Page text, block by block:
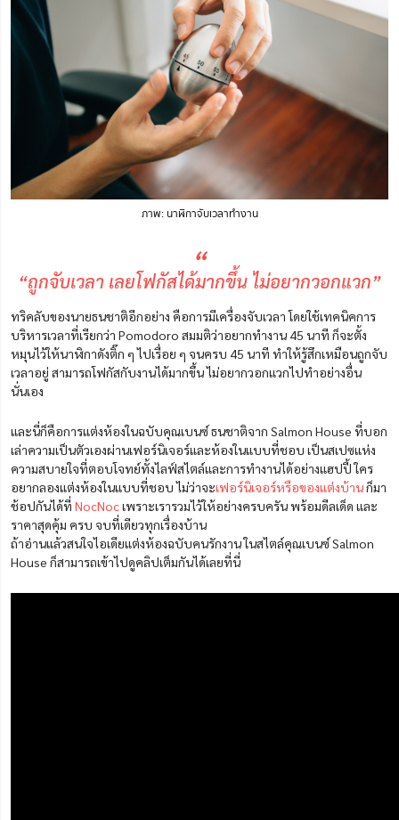
ภาพ: นาฬิกาจับเวลาทำงาน
“
“ถูกจับเวลา เลยโฟกัสได้มากขึ้น ไม่อยากวอกแวก”
ทริคลับของนายธนชาติอีกอย่าง คือการมีเครื่องจับเวลา โดยใช้เทคนิคการ
บริหารเวลาที่เรียกว่า Pomodoro สมมติว่าอยากทำงาน 45 นาที ก็จะตั้ง
หมุนไว้ให้นาฬิกาดังติ๊ก ๆ ไปเรื่อย ๆ จนครบ 45 นาที ทำให้รู้สึกเหมือนถูกจับ
เวลาอยู่ สามารถโฟกัสกับงานได้มากขึ้น ไม่อยากวอกแวกไปทำอย่างอื่น
นั่นเอง
และนี่ก็คือการแต่งห้องในฉบับคุณเบนซ์ ธนชาติจาก Salmon House ที่บอก
เล่าความเป็นตัวเองผ่านเฟอร์นิเจอร์และห้องในแบบที่ชอบ เป็นสเปซแห่ง
ความสบายใจที่ตอบโจทย์ทั้งไลฟ์สไตล์และการทำงานได้อย่างแฮปปี้ ใคร
อยากลองแต่งห้องในแบบที่ชอบ ไม่ว่าจะเฟอร์นิเจอร์หรือของแต่งบ้านก็มา
ช้อปกันได้ที่ NocNocเพราะเรารวมไว้ให้อย่างครบครัน พร้อมดีลเด็ด และ
ราคาสุดคุ้ม ครบ จบที่เดียวทุกเรื่องบ้าน
ถ้าอ่านแล้วสนใจไอเดียแต่งห้องฉบับคนรักงาน ในสไตล์คุณเบนซ์ Salmon
House ก็สามารถเข้าไปดูคลิปเต็มกันได้เลยที่นี่